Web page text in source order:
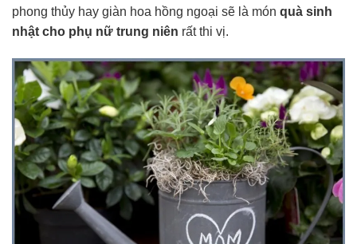
phong thủy hay giàn hoa hồng ngoại sẽ là món quà sinh
nhật cho phụ nữ trung niên rất thi vị.